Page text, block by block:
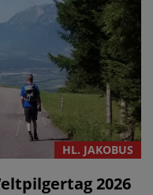
HL. JAKOBUS
2026